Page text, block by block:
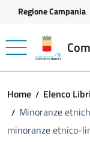
Vai ai contenuti
Vai al footer
Regione Campania
Home
Elenco Libri
Minoranze
minoranze etnico-